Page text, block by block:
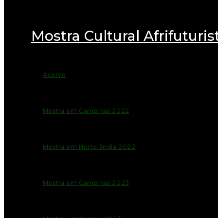
Mostra Cultural
Acervo
Mostra em Campinas 2022
Mostra em Hortolândia 2022
Mostra em Campinas 2023